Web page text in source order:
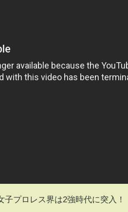
子プロレス界は2強時代に突入！